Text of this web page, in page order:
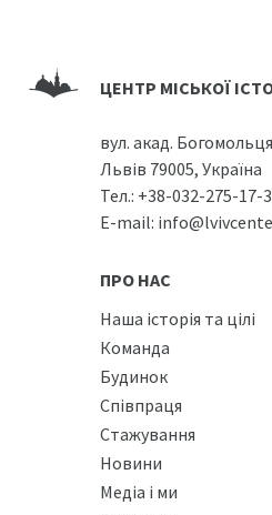
ЦЕНТР МІСЬКОЇ
вул. акад.
Львів 79005, Україна
Тел.: +38-032-275-17-
E-mail:
ПРО НАС
Наша історія та цілі
Команда
Будинок
Співпраця
Стажування
Новини
Медіа і ми